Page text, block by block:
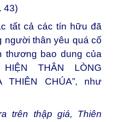
43)
tất cả các tín hữu đã
người thân yêu quá cố
thương bao dung của
THÂN LÒNG
THIÊN CHÚA”, như
trên thập giá, Thiên